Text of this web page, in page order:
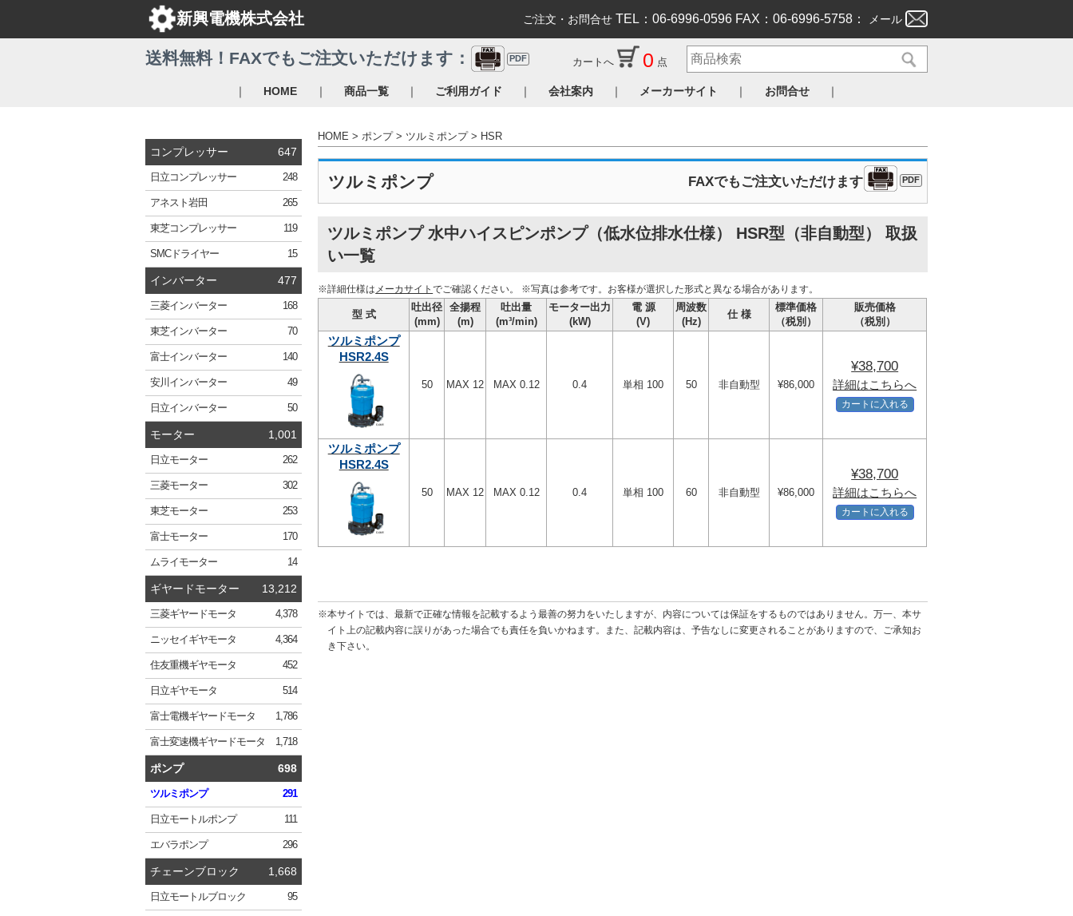
新興電機株式会社 ご注文・お問合せ TEL：06-6996-0596 FAX：06-6996-5758： メール
｜ HOME ｜ 商品一覧 ｜ ご利用ガイド ｜ 会社案内 ｜ メーカーサイト ｜ お問合せ ｜
コンプレッサー 647
日立コンプレッサー 248
アネスト岩田 265
東芝コンプレッサー 119
SMCドライヤー 15
インバーター 477
三菱インバーター 168
東芝インバーター 70
富士インバーター 140
安川 インバーター 49
日立インバーター 50
モーター 1,001
日立モーター 262
三菱モーター 302
東芝モーター 253
富士モーター 170
ムライモーター 14
ギヤードモーター 13,212
三菱ギヤードモータ 4,378
ニッセイギヤモータ 4,364
住友重機ギヤモータ 452
日立ギヤモータ 514
富士電機ギヤードモータ 1,786
富士変速機ギヤードモータ 1,718
ポンプ 698
ツルミポンプ 291
日立モートルポンプ 111
エバラポンプ 296
チェーンブロック 1,668
日立モートルブロック 95
送料無料！FAXでもご注文いただけます： PDF カートへ 0 点
HOME ポンプ ツルミポンプ HSR
ツルミポンプ FAXでもご注文いただけます PDF
ツルミポンプ 水中ハイスピンポンプ（低水位排水仕様） HSR型（非自動型） 取扱
い一覧
※詳細仕様は メーカサイトでご確認ください。 ※写真は参考です。お客様が選択した形式と異なる場合があります。
型 式
吐出径
(mm)
全揚程
(m)
吐出量
(m³/min)
モーター出力
(kW)
電 源
(V)
周波数
(Hz)
仕 様
標準価格
（税別）
販売価格
（税別）
ツルミポンプ
HSR2.4S
50 MAX 12 MAX 0.12 0.4 単相 100 50 非自動型 ¥86,000
¥38,700
詳細はこちらへ
カートに入れる
ツルミポンプ
HSR2.4S
50 MAX 12 MAX 0.12 0.4 単相 100 60 非自動型 ¥86,000
¥38,700
詳細はこちらへ
カートに入れる
※本サイトでは、最新で正確な情報を記載するよう最善の努力をいたしますが、内容については保証をするものではありません。万一、本サ
イト上の記載内容に誤りがあった場合でも責任を負いかねます。また、記載内容は、予告なしに変更されることがありますので、ご承知お
き下さい。